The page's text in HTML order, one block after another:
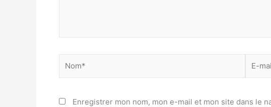
mail*
Enregistrer mon nom, mon e-mail et mon site dans le